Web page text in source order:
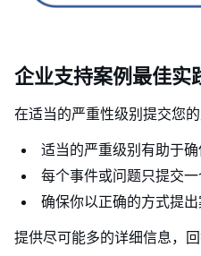
企业支持案例最佳实
在适当的严重性级别提交您的
适当的严重级别有助于确
每个事件或问题只提交一
确保你以正确的方式提出
提供尽可能多的详细信息，